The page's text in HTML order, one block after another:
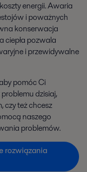
energii. Awaria
i poważnych
konserwacja
ciepła pozwala
i przewidywalne
pomóc Ci
dzisiaj,
czy też chcesz
naszego
problemów.
rozwiązania